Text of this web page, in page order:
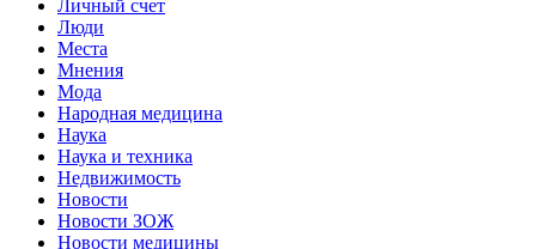
Личный счет
Люди
Места
Мнения
Мода
Народная медицина
Наука
Наука и техника
Недвижимость
Новости
Новости ЗОЖ
Новости медицины